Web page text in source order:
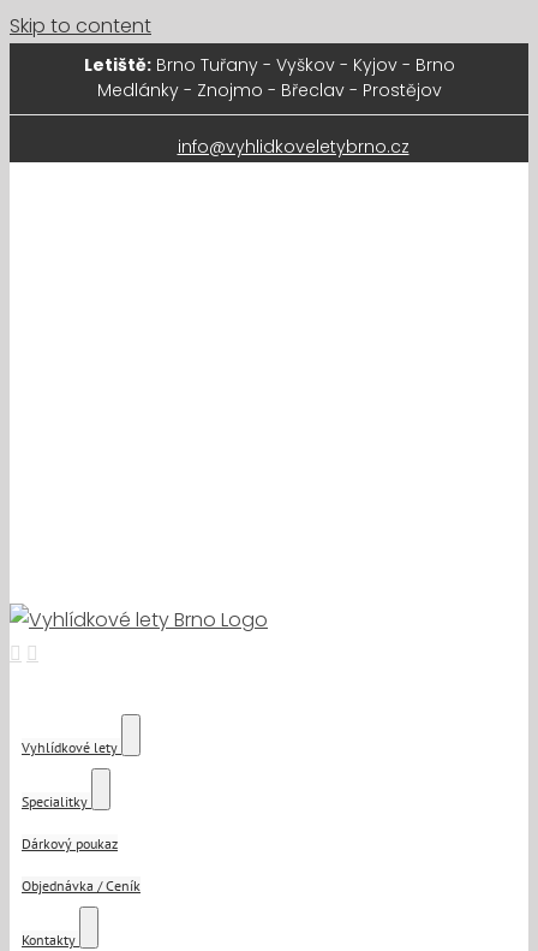
Skip to content
Letiště:Brno Tuřany - Vyškov - Kyjov - Brno
Medlánky - Znojmo - Břeclav - Prostějov
info@vyhlidkoveletybrno.cz
Vyhlídkové lety
Specialitky
Dárkový poukaz
Objednávka / Ceník
Kontakty